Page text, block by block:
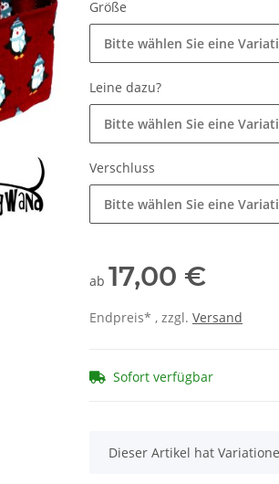
Größe
Bitte wählen Sie eine
Leine dazu?
Bitte wählen Sie eine
Verschluss
Bitte wählen Sie eine
ab 17,00 €
Endpreis* , zzgl. Versand
Sofort verfügbar
x
Dieser Artikel hat